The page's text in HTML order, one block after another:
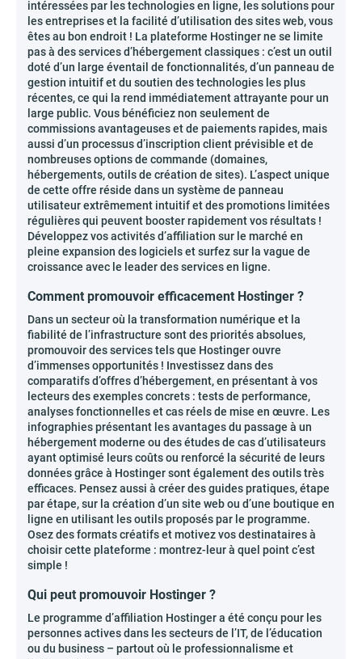
intéressées par les technologies en ligne, les solutions pour
les entreprises et la facilité d’utilisation des sites web, vous
êtes au bon endroit ! La plateforme Hostinger ne se limite
pas à des services d’hébergement classiques : c’est un outil
doté d’un large éventail de fonctionnalités, d’un panneau de
gestion intuitif et du soutien des technologies les plus
récentes, ce qui la rend immédiatement attrayante pour un
large public. Vous bénéficiez non seulement de
commissions avantageuses et de paiements rapides, mais
aussi d’un processus d’inscription client prévisible et de
nombreuses options de commande (domaines,
hébergements, outils de création de sites). L’aspect unique
de cette offre réside dans un système de panneau
utilisateur extrêmement intuitif et des promotions limitées
régulières qui peuvent booster rapidement vos résultats !
Développez vos activités d’affiliation sur le marché en
pleine expansion des logiciels et surfez sur la vague de
croissance avec le leader des services en ligne.
Comment promouvoir efficacement Hostinger ?
Dans un secteur où la transformation numérique et la
fiabilité de l’infrastructure sont des priorités absolues,
promouvoir des services tels que Hostinger ouvre
d’immenses opportunités ! Investissez dans des
comparatifs d’offres d’hébergement, en présentant à vos
lecteurs des exemples concrets : tests de performance,
analyses fonctionnelles et cas réels de mise en œuvre. Les
infographies présentant les avantages du passage à un
hébergement moderne ou des études de cas d’utilisateurs
ayant optimisé leurs coûts ou renforcé la sécurité de leurs
données grâce à Hostinger sont également des outils très
efficaces. Pensez aussi à créer des guides pratiques, étape
par étape, sur la création d’un site web ou d’une boutique en
ligne en utilisant les outils proposés par le programme.
Osez des formats créatifs et motivez vos destinataires à
choisir cette plateforme : montrez-leur à quel point c’est
simple !
Qui peut promouvoir Hostinger ?
Le programme d’affiliation Hostinger a été conçu pour les
personnes actives dans les secteurs de l’IT, de l’éducation
ou du business – partout où le professionnalisme et
We use cookies
We may place these for analysis of our visitor data, to improve our website,
show personalised content and to give you a great website experience. For
more information about the cookies we use open the settings.
Your consent and the cookie policy apply to all websites of "Mylead",
including: pub.mylead.global, MyLead.
Necessary Performance
Functional Advertising
Accept all Save selection
Deny No, adjust